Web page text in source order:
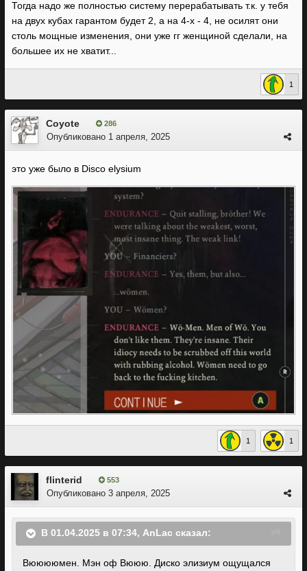
Тогда надо же полностью систему перерабатывать т.к. у тебя
на двух кубах гарантом будет 2, а на 4-х - 4, не осилят они
столь мощные изменения, они уже гг женщиной сделали, на
большее их не хватит...
1
Coyote 286
Опубликовано 1 апреля, 2025
это уже было в Disco elysium
1 1
flinterid 553
Опубликовано 3 апреля, 2025
В 01.04.2025 в 07:34, AnLac сказал:
Вююююмен. Мэн оф Вююю. Диско элизиум ощущался